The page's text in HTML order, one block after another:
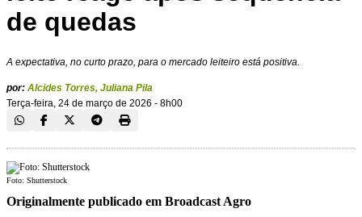
de quedas
A expectativa, no curto prazo, para o mercado leiteiro está positiva.
por: Alcides Torres, Juliana Pila
Terça-feira, 24 de março de 2026 - 8h00
Foto: Shutterstock
Originalmente publicado em Broadcast Agro